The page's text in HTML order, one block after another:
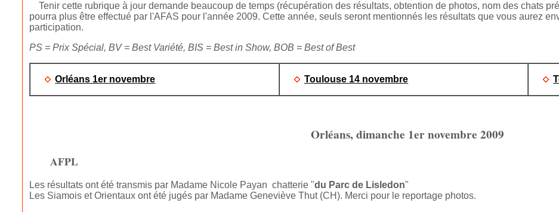
Tenir cette rubrique à jour demande beaucoup de temps (récupération des résultats, obtention de photos, nom des chats
pourra plus être effectué par l'AFAS pour l'année 2009. Cette année, seuls seront mentionnés les résultats que vous aurez
participation.
PS = Prix Spécial, BV = Best Variété, BIS = Best in Show, BOB = Best of Best
Orléans 1er novembre Toulouse 14 novembre
Orléans, dimanche 1er novembre 2009
AFPL
Les résultats ont été transmis par Madame Nicole Payan chatterie "du Parc de Lisledon"
Les Siamois et Orientaux ont été jugés par Madame Geneviève Thut (CH). Merci pour le reportage photos.